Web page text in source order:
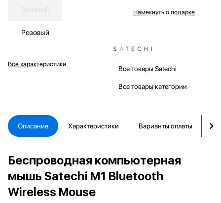
Золотой
Розовый
Все характеристики
Намекнуть о подарке
Все товары Satechi
Все товары категории
Описание Характеристики Варианты оплаты
Беспроводная компьютерная
мышь Satechi M1 Bluetooth
Wireless Mouse